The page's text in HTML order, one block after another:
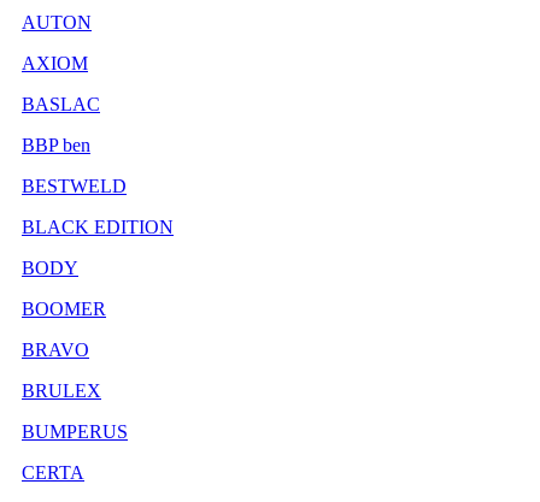
AUTON
AXIOM
BASLAC
BBP ben
BESTWELD
BLACK EDITION
BODY
BOOMER
BRAVO
BRULEX
BUMPERUS
CERTA